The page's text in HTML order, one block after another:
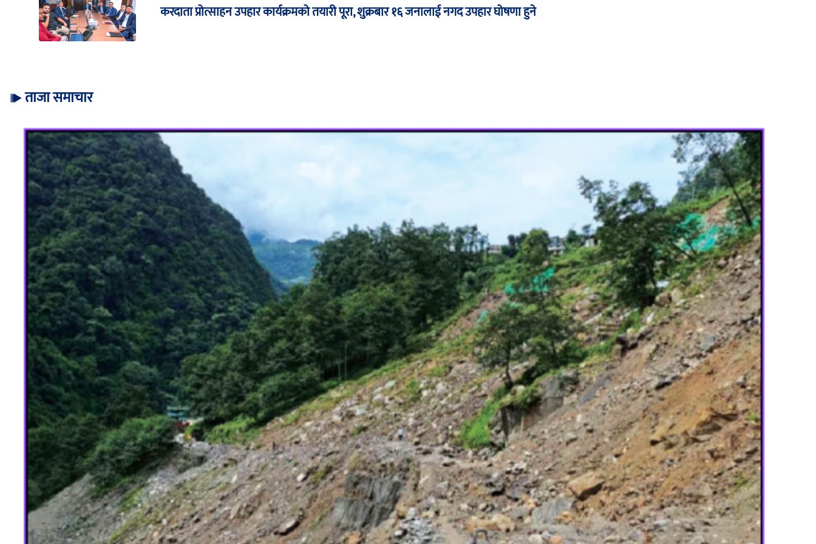
करदाता प्रोत्साहन उपहार कार्यक्रमको तयारी पूरा, शुक्रबार १६ जनालाई नगद उपहार घोषणा हुने
ताजा समाचार